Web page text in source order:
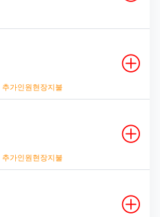
추가인원현장지불
추가인원현장지불